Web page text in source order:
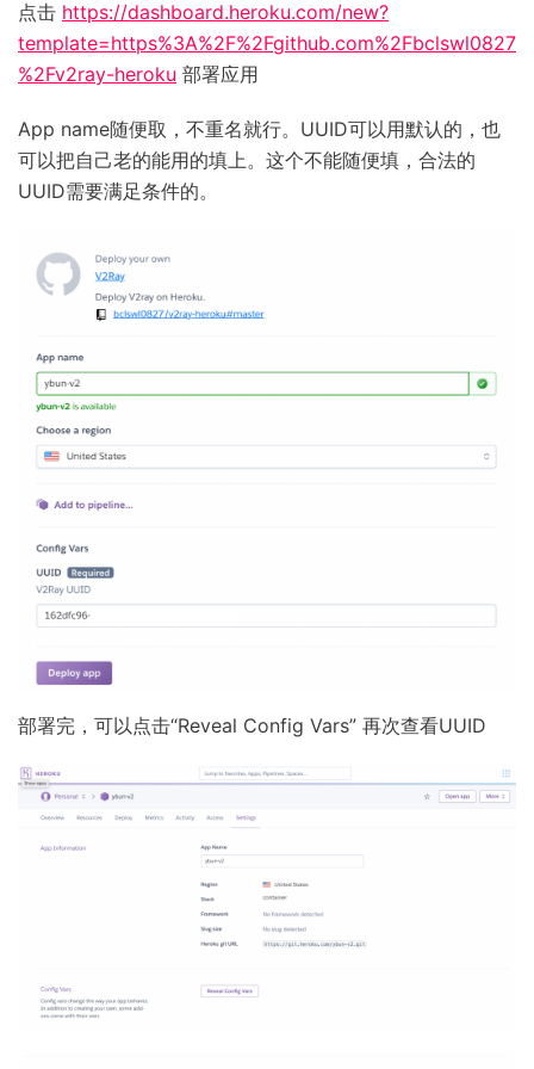
点击 https://dashboard.heroku.com/new?
template=https%3A%2F%2Fgithub.com%2Fbclswl0827
%2Fv2ray-heroku 部署应用
App name随便取，不重名就行。UUID可以用默认的，也
可以把自己老的能用的填上。这个不能随便填，合法的
UUID需要满足条件的。
部署完，可以点击“Reveal Config Vars” 再次查看UUID